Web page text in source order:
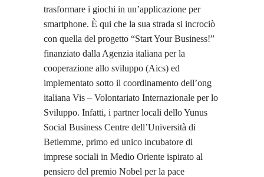
trasformare i giochi in un’applicazione per
smartphone. È qui che la sua strada si incrociò
con quella del progetto “Start Your Business!”
finanziato dalla Agenzia italiana per la
cooperazione allo sviluppo (Aics) ed
implementato sotto il coordinamento dell’ong
italiana Vis – Volontariato Internazionale per lo
Sviluppo. Infatti, i partner locali dello Yunus
Social Business Centre dell’Università di
Betlemme, primo ed unico incubatore di
imprese sociali in Medio Oriente ispirato al
pensiero del premio Nobel per la pace